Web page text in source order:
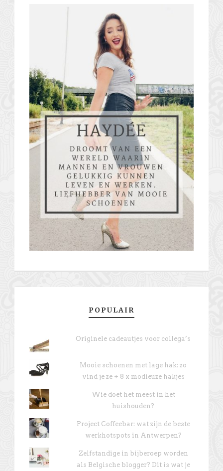
POPULAIR
Originele cadeautjes voor collega’s
Mooie schoenen met lage hak: zo
vind je ze + 8 x modieuze hakjes
Wie doet het meest in het
huishouden?
Project Coffeebar: wat zijn de beste
werkhotspots in Antwerpen?
Zelfstandige in bijberoep worden
als Belgische blogger? Dit is wat je